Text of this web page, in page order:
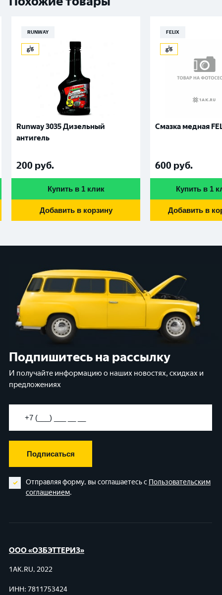
RUNWAY
Runway 3035 Дизельный
антигель
200 руб.
Купить в 1 клик
Добавить в корзину
FELIX
Смазка медная
600 руб.
Купить в 1
Добавить в
Подпишитесь на рассылку
И получайте информацию о наших новостях, скидках и
предложениях
Подписаться
Отправляя форму, вы соглашаетесь с Пользовательским
соглашением.
ООО «ОЗБЭТТЕРИЗ»
1AK.RU, 2022
ИНН: 7811753424